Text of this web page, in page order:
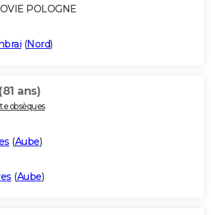
POLOGNE
(Nord)
(81 ans)
obsèques
(Aube)
(Aube)